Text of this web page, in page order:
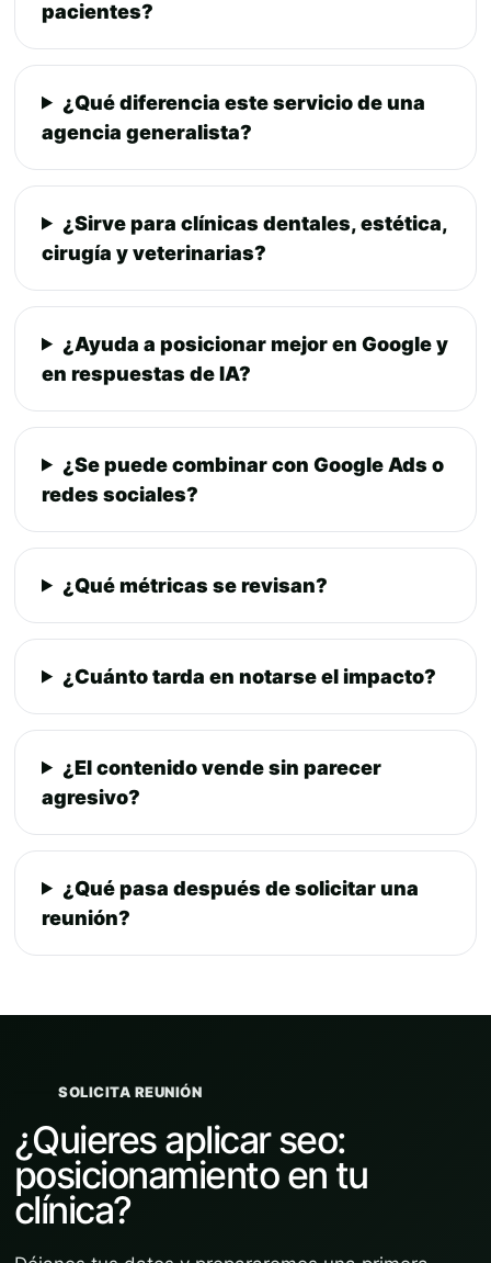
pacientes?
¿Qué diferencia este servicio de una
agencia generalista?
¿Sirve para clínicas dentales, estética,
cirugía y veterinarias?
¿Ayuda a posicionar mejor en Google y
en respuestas de IA?
¿Se puede combinar con Google Ads o
redes sociales?
¿Qué métricas se revisan?
¿Cuánto tarda en notarse el impacto?
¿El contenido vende sin parecer
agresivo?
¿Qué pasa después de solicitar una
reunión?
SOLICITA REUNIÓN
¿Quieres aplicar seo:
posicionamiento en tu
clínica?